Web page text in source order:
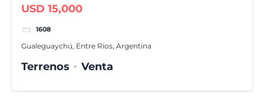
USD 15,000
1608
Gualeguaychú, Entre Ríos, Argentina
Terrenos Venta